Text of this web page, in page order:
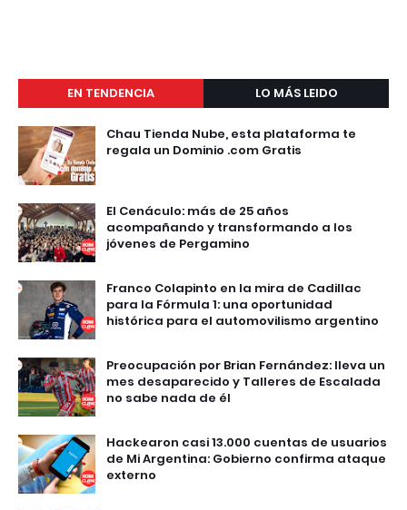
EN TENDENCIA LO MÁS LEIDO
Chau Tienda Nube, esta plataforma te
regala un Dominio .com Gratis
El Cenáculo: más de 25 años
acompañando y transformando a los
jóvenes de Pergamino
Franco Colapinto en la mira de Cadillac
para la Fórmula 1: una oportunidad
histórica para el automovilismo argentino
Preocupación por Brian Fernández: lleva un
mes desaparecido y Talleres de Escalada
no sabe nada de él
Hackearon casi 13.000 cuentas de usuarios
de Mi Argentina: Gobierno confirma ataque
externo